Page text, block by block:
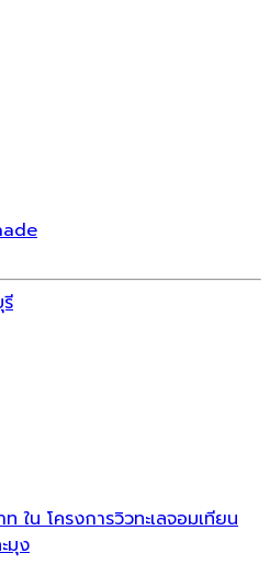
ใน โครงการวิวทะเลจอมเทียน
มุง